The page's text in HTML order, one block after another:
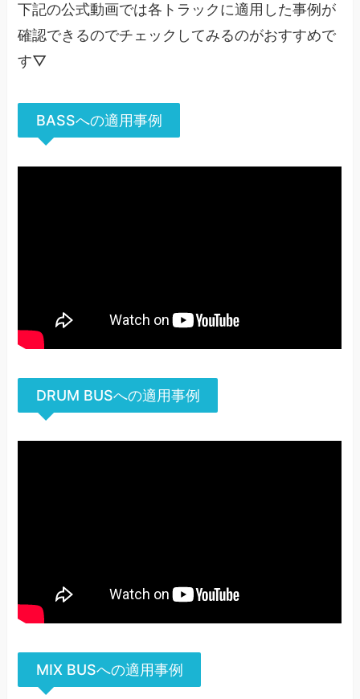
下記の公式動画では各トラックに適用した事例が
確認できるのでチェックしてみるのがおすすめで
す▽
BASSへの適用事例
DRUM BUSへの適用事例
MIX BUSへの適用事例